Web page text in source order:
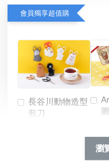
會員獨享超值購
長谷川動物造型
剪刀
瀏